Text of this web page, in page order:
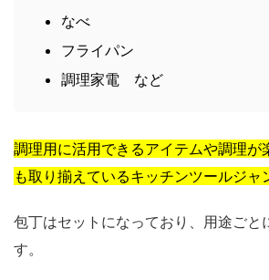
なべ
フライパン
調理家電 など
調理用に活用できるアイテムや調理が
も取り揃えているキッチンツールジャ
包丁はセットになっており、用途ごと
す。